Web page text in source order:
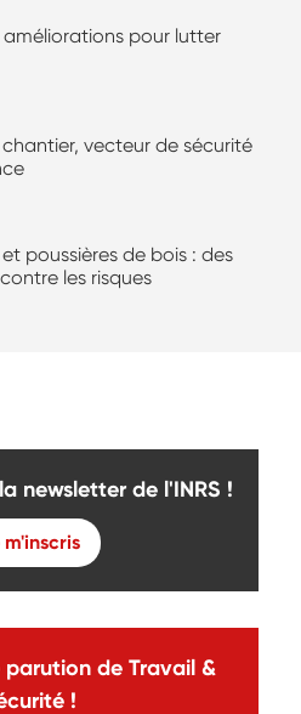
améliorations pour lutter
vecteur de sécurité
poussières de bois : des
les risques
newsletter de l'INRS !
m'inscris
parution de Travail &
!